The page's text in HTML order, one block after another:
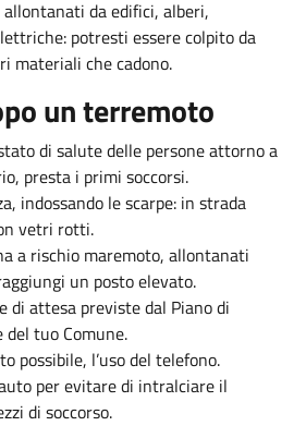
allontanati da edifici, alberi,
potresti essere colpito da
materiali che cadono.
un terremoto
di salute delle persone attorno a
presta i primi soccorsi.
indossando le scarpe: in strada
vetri rotti.
a rischio maremoto, allontanati
un posto elevato.
di attesa previste dal Piano di
del tuo Comune.
possibile, l’uso del telefono.
per evitare di intralciare il
di soccorso.